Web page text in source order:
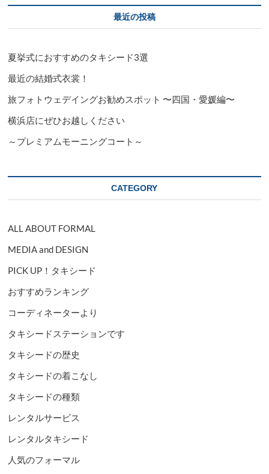
ョ
ン
最近の投稿
夏挙式におすすめのタキシード3選
最近の結婚式衣裳！
旅フォトウェデイングお勧めスポット 〜四国・愛媛編〜
横浜店にぜひお越しください
～プレミアムモーニングコート～
CATEGORY
ALL ABOUT FORMAL
MEDIA and DESIGN
PICK UP！タキシード
おすすめランキング
コーディネーターより
タキシードステーションです
タキシードの歴史
タキシードの着こなし
タキシードの種類
レンタルサービス
レンタルタキシード
人気のフォーマル